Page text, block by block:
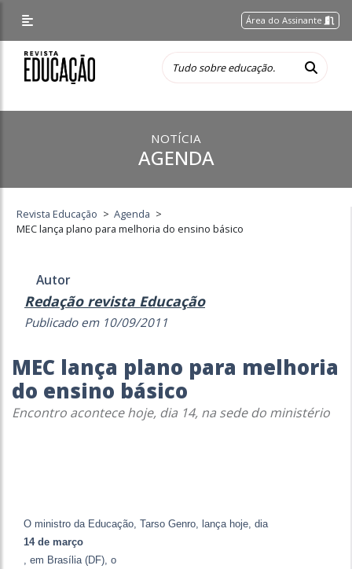
Área do Assinante
NOTÍCIA
AGENDA
Revista Educação > Agenda >
MEC lança plano para melhoria do ensino básico
Autor
Redação revista Educação
Publicado em 10/09/2011
MEC lança plano para melhoria
do ensino básico
Encontro acontece hoje, dia 14, na sede do ministério
O ministro da Educação, Tarso Genro, lança hoje, dia
14 de março
, em Brasília (DF), o